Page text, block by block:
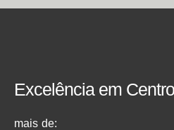
Excelência em
mais de: